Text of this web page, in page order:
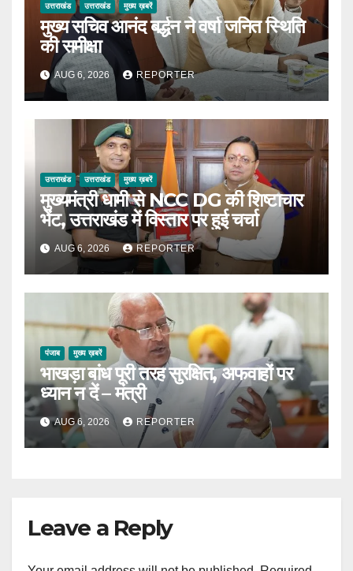
उत्तराखंड उत्तराखंड मुख्य ख़बरें
मुख्य सचिव आनंद बर्द्धन ने वर्षा जनित स्थिति
की समीक्षा
AUG 6, 2026 REPORTER
उत्तराखंड उत्तराखंड मुख्य ख़बरें
मुख्यमंत्री धामी से NCC DG की शिष्टाचार
भेंट, उत्तराखंड में विस्तार पर हुई चर्चा
AUG 6, 2026 REPORTER
पंजाब मुख्य ख़बरें
भाखड़ा बांध पूरी तरह सुरक्षित, अफवाहों पर
ध्यान न दें – मंत्री
AUG 6, 2026 REPORTER
Leave a Reply